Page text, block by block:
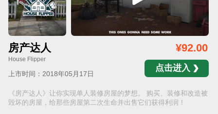
房产达人
House Flipper
上市时间：2018年05月17日
¥92.00
点击进入
《房产达人》让你实现单人装修房屋的梦想。 购买、装修和改造被
毁坏的房屋，给那些房屋第二次生命并出售它们获得利润！